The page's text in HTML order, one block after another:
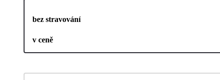
bez stravování
v ceně